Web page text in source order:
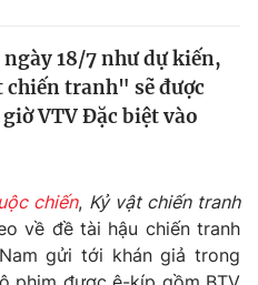
18/7 như dự kiến,
tranh" sẽ được
VTV Đặc biệt vào
chiến, Kỷ vật chiến tranh
về đề tài hậu chiến tranh
gửi tới khán giả trong